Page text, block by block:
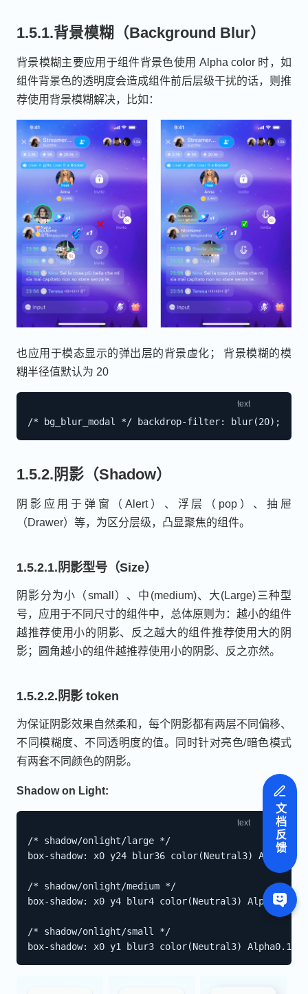
1.5.1.背景模糊（Background Blur）
背景模糊主要应用于组件背景色使用 Alpha color 时，如
组件背景色的透明度会造成组件前后层级干扰的话，则推
荐使用背景模糊解决，比如：
也应用于模态显示的弹出层的背景虚化； 背景模糊的模
糊半径值默认为 20
1.5.2.阴影（Shadow）
阴影应用于弹窗（Alert）、浮层（pop）、抽屉
（Drawer）等，为区分层级，凸显聚焦的组件。
1.5.2.1.阴影型号（Size）
阴影分为小（small）、中(medium)、大(Large)三种型
号，应用于不同尺寸的组件中，总体原则为：越小的组件
越推荐使用小的阴影、反之越大的组件推荐使用大的阴
影；圆角越小的组件越推荐使用小的阴影、反之亦然。
1.5.2.2.阴影 token
为保证阴影效果自然柔和，每个阴影都有两层不同偏移、
不同模糊度、不同透明度的值。同时针对亮色/暗色模式
有两套不同颜色的阴影。
Shadow on Light:
/* shadow/onlight/large */
box-shadow: x0 y24 blur36 color(Neutral3)
/* shadow/onlight/medium */
box-shadow: x0 y4 blur4 color(Neutral3)
/* shadow/onlight/small */
文档反馈